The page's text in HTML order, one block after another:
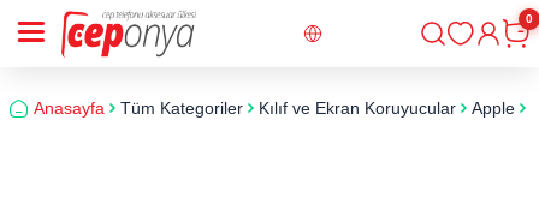
Giriş
0
Anasayfa Tüm Kategoriler Kılıf ve Ekran Koruyucular Apple